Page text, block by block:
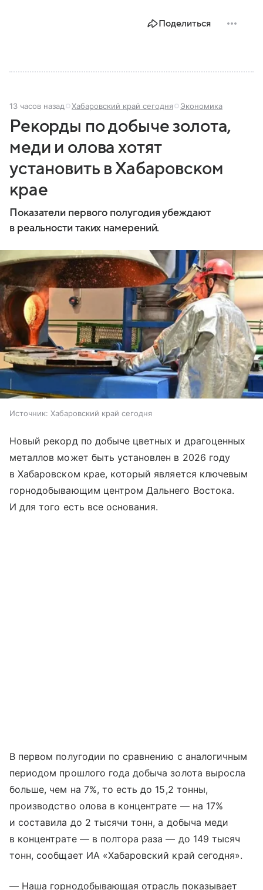
Поделиться
13 часов назад Хабаровский край сегодня Экономика
Рекорды по добыче золота,
меди и олова хотят
установить в Хабаровском
крае
Показатели первого полугодия убеждают
в реальности таких намерений.
Источник: Хабаровский край сегодня
Новый рекорд по добыче цветных и драгоценных
металлов может быть установлен в 2026 году
в Хабаровском крае, который является ключевым
горнодобывающим центром Дальнего Востока.
И для того есть все основания.
В первом полугодии по сравнению с аналогичным
периодом прошлого года добыча золота выросла
больше, чем на 7%, то есть до 15,2 тонны,
производство олова в концентрате — на 17%
и составила до 2 тысячи тонн, а добыча меди
в концентрате — в полтора раза — до 149 тысяч
тонн, сообщает ИА «Хабаровский край сегодня».
— Наша горнодобывающая отрасль показывает